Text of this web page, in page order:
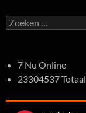
Zoeken
naar:
7 Nu Online
23304537 Totaal